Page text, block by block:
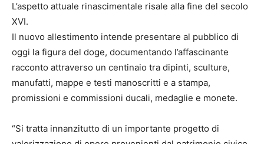
L’aspetto attuale rinascimentale risale alla fine del secolo
XVI.
Il nuovo allestimento intende presentare al pubblico di
oggi la figura del doge, documentando l’affascinante
racconto attraverso un centinaio tra dipinti, sculture,
manufatti, mappe e testi manoscritti e a stampa,
promissioni e commissioni ducali, medaglie e monete.
“Si tratta innanzitutto di un importante progetto di